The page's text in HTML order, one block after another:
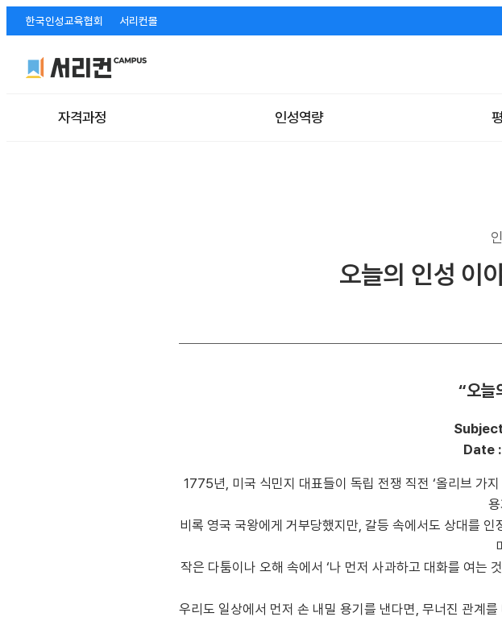
한국인성교육협회 서리컨몰
자격과정 인성역량
오늘의 인성 이
“오늘
Subject
Date
1775년, 미국 식민지 대표들이 독립 전쟁 직전 ‘올리브 가
비록 영국 국왕에게 거부당했지만, 갈등 속에서도 상대를
작은 다툼이나 오해 속에서 ‘나 먼저 사과하고 대화를 여는
우리도 일상에서 먼저 손 내밀 용기를 낸다면, 무너진 관계